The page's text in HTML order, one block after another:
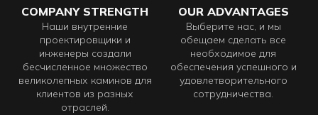
COMPANY STRENGTH
Наши внутренние
проектировщики и
инженеры создали
бесчисленное множество
великолепных каминов для
клиентов из разных
отраслей.
OUR ADVANTAGES
Выберите нас, и мы
обещаем сделать все
необходимое для
обеспечения успешного и
удовлетворительного
сотрудничества.